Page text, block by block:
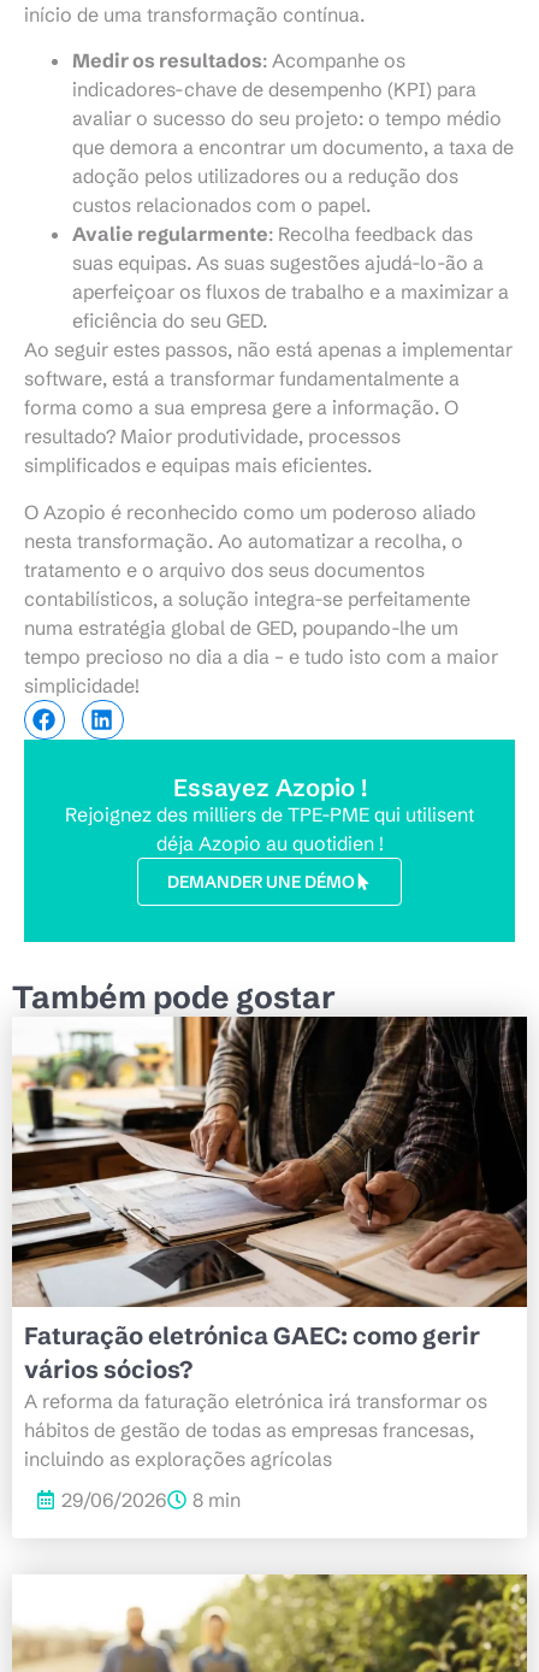
início de uma transformação contínua.
Medir os resultados: Acompanhe os
indicadores-chave de desempenho (KPI) para
avaliar o sucesso do seu projeto: o tempo médio
que demora a encontrar um documento, a taxa de
adoção pelos utilizadores ou a redução dos
custos relacionados com o papel.
Avalie regularmente: Recolha feedback das
suas equipas. As suas sugestões ajudá-lo-ão a
aperfeiçoar os fluxos de trabalho e a maximizar a
eficiência do seu GED.
Ao seguir estes passos, não está apenas a implementar
software, está a transformar fundamentalmente a
forma como a sua empresa gere a informação. O
resultado? Maior produtividade, processos
simplificados e equipas mais eficientes.
O Azopio é reconhecido como um poderoso aliado
nesta transformação. Ao automatizar a recolha, o
tratamento e o arquivo dos seus documentos
contabilísticos, a solução integra-se perfeitamente
numa estratégia global de GED, poupando-lhe um
tempo precioso no dia a dia – e tudo isto com a maior
simplicidade!
Essayez Azopio !
Rejoignez des milliers de TPE-PME qui utilisent
déja Azopio au quotidien !
DEMANDER UNE DÉMO
Também pode gostar
Faturação eletrónica GAEC: como gerir
vários sócios?
A reforma da faturação eletrónica irá transformar os
hábitos de gestão de todas as empresas francesas,
incluindo as explorações agrícolas
29/06/2026
8 min